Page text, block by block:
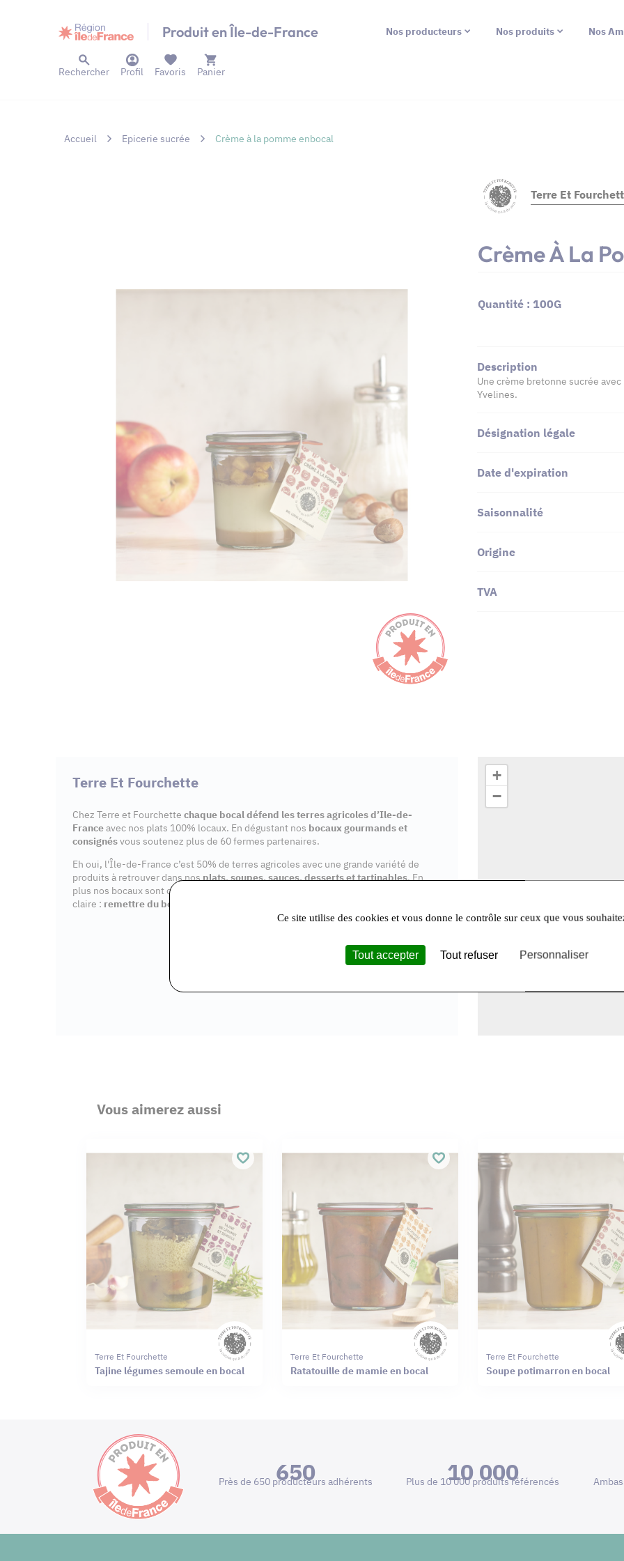
Produit en Île-de-France Nos producteurs Nos produits Nos
Rechercher Profil Panier
Favoris
Accueil Epicerie sucrée Crème à la pomme enbocal
Terre Et
Crème À La
Quantité : 100G
Description
Une crème bretonne sucrée
Yvelines.
Désignation légale
Date d'expiration
Saisonnalité
Origine
TVA
Terre Et Fourchette
Chez Terre et Fourchette chaque bocal défend les terres agricoles d’Ile-de-
Franceavec nos plats 100% locaux. En dégustant nos bocaux gourmands et
consignésvous soutenez plus de 60 fermes partenaires.
Eh oui, l'Île-de-France c’est 50% de terres agricoles avec une grande variété de
produits à retrouver dans nosplats, soupes, sauces, desserts et tartinables. En
plus nos bocaux sont consignés, notre impact est maîtrisé et notre mission est
claire : remettre du bon sens dans nos assiettes
+
−
Vous aimerez aussi
Terre Et Fourchette
Tajine légumes semoule en bocal
Terre Et Fourchette
Ratatouille de mamie en bocal
Terre Et Fourchette
Soupe potimarron en bocal
650
Près de 650 producteurs adhérents 10 000
Plus de 10 000 produits référencés
Ce site utilise des cookies et vous donne le contrôle sur ceux que vous
Tout accepter Tout refuser Personnaliser